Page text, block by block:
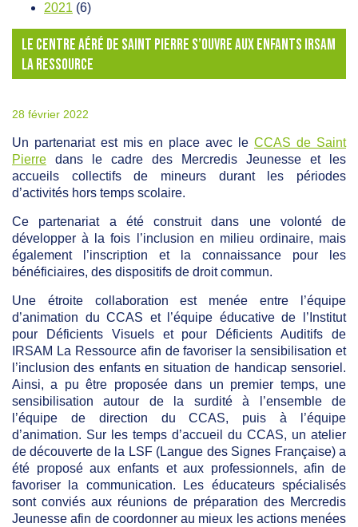
2021 (6)
LE CENTRE AÉRÉ DE SAINT PIERRE S’OUVRE AUX ENFANTS IRSAM
LA RESSOURCE
28 février 2022
Un partenariat est mis en place avec le CCAS de Saint
Pierre dans le cadre des Mercredis Jeunesse et les
accueils collectifs de mineurs durant les périodes
d’activités hors temps scolaire.
Ce partenariat a été construit dans une volonté de
développer à la fois l’inclusion en milieu ordinaire, mais
également l’inscription et la connaissance pour les
bénéficiaires, des dispositifs de droit commun.
Une étroite collaboration est menée entre l’équipe
d’animation du CCAS et l’équipe éducative de l’Institut
pour Déficients Visuels et pour Déficients Auditifs de
IRSAM La Ressource afin de favoriser la sensibilisation et
l’inclusion des enfants en situation de handicap sensoriel.
Ainsi, a pu être proposée dans un premier temps, une
sensibilisation autour de la surdité à l’ensemble de
l’équipe de direction du CCAS, puis à l’équipe
d’animation. Sur les temps d’accueil du CCAS, un atelier
de découverte de la LSF (Langue des Signes Française) a
été proposé aux enfants et aux professionnels, afin de
favoriser la communication. Les éducateurs spécialisés
sont conviés aux réunions de préparation des Mercredis
Jeunesse afin de coordonner au mieux les actions menées